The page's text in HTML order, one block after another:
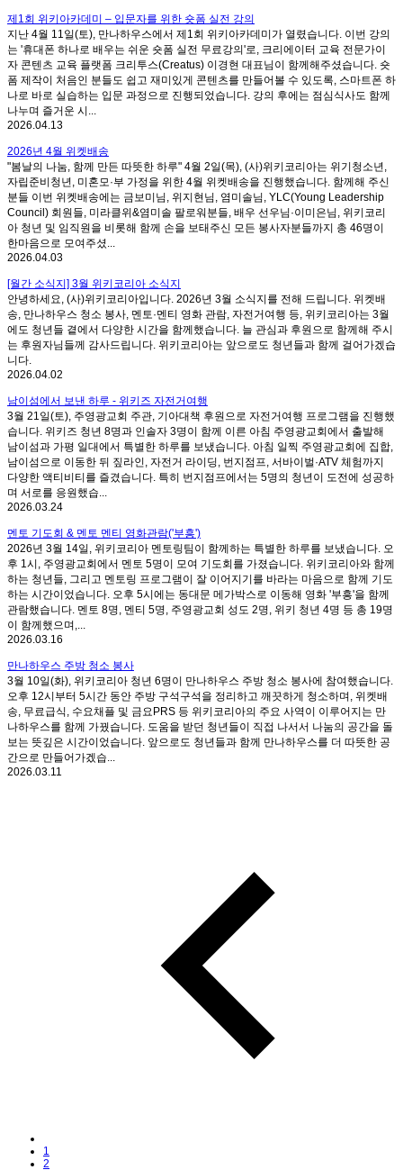
제1회 위키아카데미 – 입문자를 위한 숏폼 실전 강의
지난 4월 11일(토), 만나하우스에서 제1회 위키아카데미가 열렸습니다. 이번 강의
는 '휴대폰 하나로 배우는 쉬운 숏폼 실전 무료강의'로, 크리에이터 교육 전문가이
자 콘텐츠 교육 플랫폼 크리투스(Creatus) 이경현 대표님이 함께해주셨습니다. 숏
폼 제작이 처음인 분들도 쉽고 재미있게 콘텐츠를 만들어볼 수 있도록, 스마트폰 하
나로 바로 실습하는 입문 과정으로 진행되었습니다. 강의 후에는 점심식사도 함께
나누며 즐거운 시...
2026.04.13
2026년 4월 위켓배송
"봄날의 나눔, 함께 만든 따뜻한 하루" 4월 2일(목), (사)위키코리아는 위기청소년,
자립준비청년, 미혼모·부 가정을 위한 4월 위켓배송을 진행했습니다. 함께해 주신
분들 이번 위켓배송에는 금보미님, 위지현님, 염미솔님, YLC(Young Leadership
Council) 회원들, 미라클위&염미솔 팔로워분들, 배우 선우님·이미은님, 위키코리
아 청년 및 임직원을 비롯해 함께 손을 보태주신 모든 봉사자분들까지 총 46명이
한마음으로 모여주셨...
2026.04.03
[월간 소식지] 3월 위키코리아 소식지
안녕하세요, (사)위키코리아입니다. 2026년 3월 소식지를 전해 드립니다. 위켓배
송, 만나하우스 청소 봉사, 멘토·멘티 영화 관람, 자전거여행 등, 위키코리아는 3월
에도 청년들 곁에서 다양한 시간을 함께했습니다. 늘 관심과 후원으로 함께해 주시
는 후원자님들께 감사드립니다. 위키코리아는 앞으로도 청년들과 함께 걸어가겠습
니다.
2026.04.02
남이섬에서 보낸 하루 - 위키즈 자전거여행
3월 21일(토), 주영광교회 주관, 기아대책 후원으로 자전거여행 프로그램을 진행했
습니다. 위키즈 청년 8명과 인솔자 3명이 함께 이른 아침 주영광교회에서 출발해
남이섬과 가평 일대에서 특별한 하루를 보냈습니다. 아침 일찍 주영광교회에 집합,
남이섬으로 이동한 뒤 짚라인, 자전거 라이딩, 번지점프, 서바이벌·ATV 체험까지
다양한 액티비티를 즐겼습니다. 특히 번지점프에서는 5명의 청년이 도전에 성공하
며 서로를 응원했습...
2026.03.24
멘토 기도회 & 멘토 멘티 영화관람('부흥')
2026년 3월 14일, 위키코리아 멘토링팀이 함께하는 특별한 하루를 보냈습니다. 오
후 1시, 주영광교회에서 멘토 5명이 모여 기도회를 가졌습니다. 위키코리아와 함께
하는 청년들, 그리고 멘토링 프로그램이 잘 이어지기를 바라는 마음으로 함께 기도
하는 시간이었습니다. 오후 5시에는 동대문 메가박스로 이동해 영화 '부흥'을 함께
관람했습니다. 멘토 8명, 멘티 5명, 주영광교회 성도 2명, 위키 청년 4명 등 총 19명
이 함께했으며,...
2026.03.16
만나하우스 주방 청소 봉사
3월 10일(화), 위키코리아 청년 6명이 만나하우스 주방 청소 봉사에 참여했습니다.
오후 12시부터 5시간 동안 주방 구석구석을 정리하고 깨끗하게 청소하며, 위켓배
송, 무료급식, 수요채플 및 금요PRS 등 위키코리아의 주요 사역이 이루어지는 만
나하우스를 함께 가꿨습니다. 도움을 받던 청년들이 직접 나서서 나눔의 공간을 돌
보는 뜻깊은 시간이었습니다. 앞으로도 청년들과 함께 만나하우스를 더 따뜻한 공
간으로 만들어가겠습...
2026.03.11
1
2